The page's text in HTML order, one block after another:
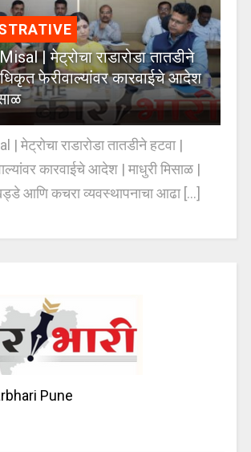
| मेट्रोचा राडारोडा तातडीने
फेरीवाल्यांवर कारवाईचे आदेश
मेट्रोचा राडारोडा तातडीने हटवा |
कारवाईचे आदेश | माधुरी मिसाळ |
आणि कचरा व्यवस्थापनाचा आढा [...]
Pune